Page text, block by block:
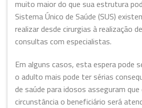
muito maior do que sua estrutura
Sistema Único de Saúde (SUS)
realizar desde cirurgias à realização
consultas com especialistas.
Em alguns casos, esta espera pode
o adulto mais pode ter sérias
de saúde para idosos asseguram que
circunstância o beneficiário será